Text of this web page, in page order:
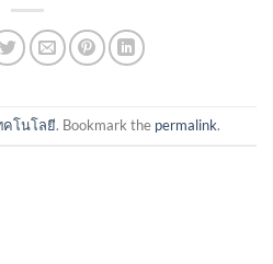
คโนโลยี. Bookmark the permalink.